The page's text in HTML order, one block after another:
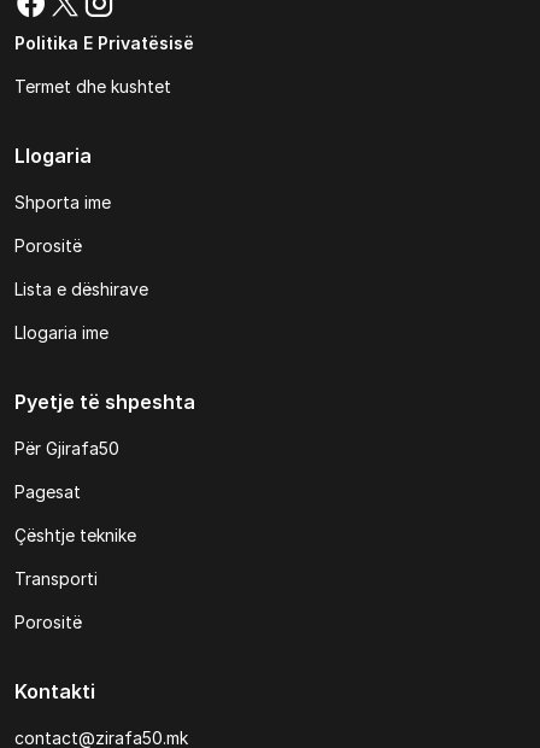
Politika E Privatësisë
Termet dhe kushtet
Llogaria
Shporta ime
Porositë
Lista e dëshirave
Llogaria ime
Pyetje të shpeshta
Për Gjirafa50
Pagesat
Çështje teknike
Transporti
Porositë
Kontakti
contact@zirafa50.mk